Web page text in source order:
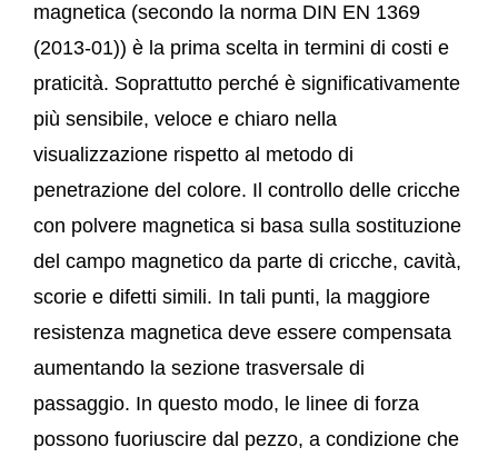
magnetica (secondo la norma DIN EN 1369
(2013-01)) è la prima scelta in termini di costi e
praticità. Soprattutto perché è significativamente
più sensibile, veloce e chiaro nella
visualizzazione rispetto al metodo di
penetrazione del colore. Il controllo delle cricche
con polvere magnetica si basa sulla sostituzione
del campo magnetico da parte di cricche, cavità,
scorie e difetti simili. In tali punti, la maggiore
resistenza magnetica deve essere compensata
aumentando la sezione trasversale di
passaggio. In questo modo, le linee di forza
possono fuoriuscire dal pezzo, a condizione che